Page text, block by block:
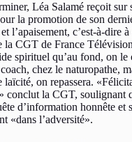
Léa Salamé reçoit sur
la promotion de son
l’apaisement, c’est-à-dire
la CGT de France
spirituel qu’au fond, on le
chez le naturopathe,
laïcité, on repassera.
conclut la CGT, soulignant
d’information honnête et
«dans l’adversité».